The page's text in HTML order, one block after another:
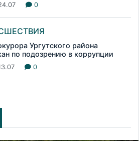
0
Ургутского района
по подозрению в коррупции
0